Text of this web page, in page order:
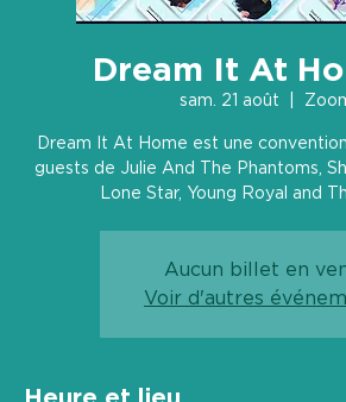
Dream It At
sam. 21 août
Dream It At Home est une
guests de Julie And The Phantoms,
Lone Star, Young Royal and
Aucun billet en
Voir d'autres
Heure et lieu